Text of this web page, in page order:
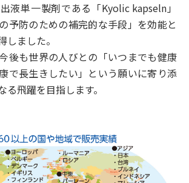
液単一製剤である「Kyolic kapseln」
予防のための補完的な手段」を効能と
しました。
後も世界の人びとの「いつまでも健康
で長生きしたい」という願いに寄り添
る飛躍を目指します。